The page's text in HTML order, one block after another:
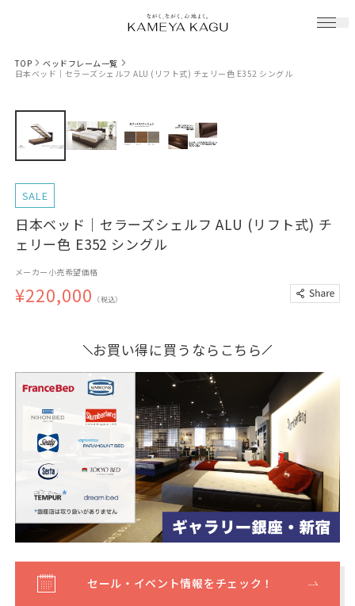
TOP
ベッドフレーム一覧
日本ベッド｜セラーズシェルフ ALU (リフト式) チェリー色 E352 シングル
SALE
日本ベッド｜セラーズシェルフ ALU (リフト式) チ
ェリー色 E352 シングル
メーカー小売希望価格
¥220,000 （税込）
お買い得に買うならこちら
セール・イベント情報をチェック！